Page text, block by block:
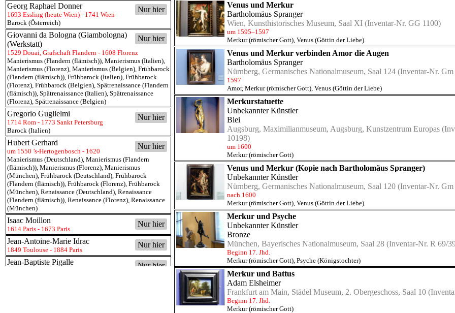
Nur hier
Georg Raphael Donner
1693 Essling (heute Wien) - 1741 Wien
Barock (Österreich)
Nur hier
Giovanni da Bologna (Giambologna)
(Werkstatt)
1529 Douai, Grafschaft Flandern - 1608 Florenz
Manierismus (Flandern (flämisch)), Manierismus (Italien),
Manierismus (Florenz), Manierismus (Belgien), Frühbarock
(Flandern (flämisch)), Frühbarock (Italien), Frühbarock
(Florenz), Frühbarock (Belgien), Spätrenaissance (Flandern
(flämisch)), Spätrenaissance (Italien), Spätrenaissance
(Florenz), Spätrenaissance (Belgien)
Nur hier
Gregorio Guglielmi
1714 Rom - 1773 Sankt Petersburg
Barock (Italien)
Nur hier
Hubert Gerhard
um 1550 ’s-Hertogenbosch - 1620
Manierismus (Deutschland), Manierismus (Flandern
(flämisch)), Manierismus (Florenz), Manierismus
(München), Frühbarock (Deutschland), Frühbarock
(Flandern (flämisch)), Frühbarock (Florenz), Frühbarock
(München), Renaissance (Deutschland), Renaissance
(Flandern (flämisch)), Renaissance (Florenz), Renaissance
(München)
Nur hier
Isaac Moillon
1614 Paris - 1673 Paris
Nur hier
Jean-Antoine-Marie Idrac
1849 Toulouse - 1884 Paris
Nur hier
Jean-Baptiste Pigalle
Venus und Merkur
Bartholomäus Spranger
Wien, Kunsthistorisches Museum, Saal XI (Inventar-Nr. GG 1100)
um 1595–1597
Merkur (römischer Gott), Venus (Göttin der Liebe)
Venus und Merkur verbinden Amor die Augen
Bartholomäus Spranger
Nürnberg, Germanisches Nationalmuseum, Saal 124 (Inventar-Nr. Gm
1597
Amor, Merkur (römischer Gott), Venus (Göttin der Liebe)
Merkurstatuette
Unbekannter Künstler
Blei
Augsburg, Maximilianmuseum, Augsburg, Kunstzentrum Europas
10198)
um 1600
Merkur (römischer Gott)
Venus und Merkur (Kopie nach Bartholomäus Spranger)
Unbekannter Künstler
Nürnberg, Germanisches Nationalmuseum, Saal 120 (Inventar-Nr. Gm
nach 1600
Merkur (römischer Gott), Venus (Göttin der Liebe)
Merkur und Psyche
Unbekannter Künstler
Bronze
München, Bayerisches Nationalmuseum, Saal 28 (Inventar-Nr. R 69/
Beginn 17. Jhd.
Merkur (römischer Gott), Psyche (Königstochter)
Merkur und Battus
Adam Elsheimer
Frankfurt am Main, Städel Museum, 2. Obergeschoss, Saal 10
Beginn 17. Jhd.
Merkur (römischer Gott)